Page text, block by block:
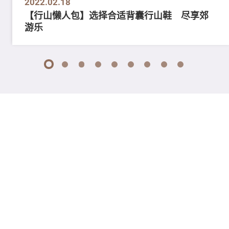
【行山懒人包】选择合适背囊行山鞋 尽享郊
游乐
1 2 3 4 5 6 7 8 9